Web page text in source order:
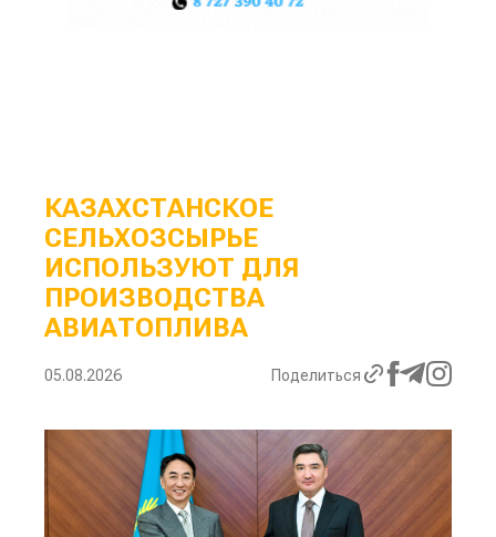
КАЗАХСТАНСКОЕ
СЕЛЬХОЗСЫРЬЕ
ИСПОЛЬЗУЮТ ДЛЯ
ПРОИЗВОДСТВА
АВИАТОПЛИВА
05.08.2026 Поделиться